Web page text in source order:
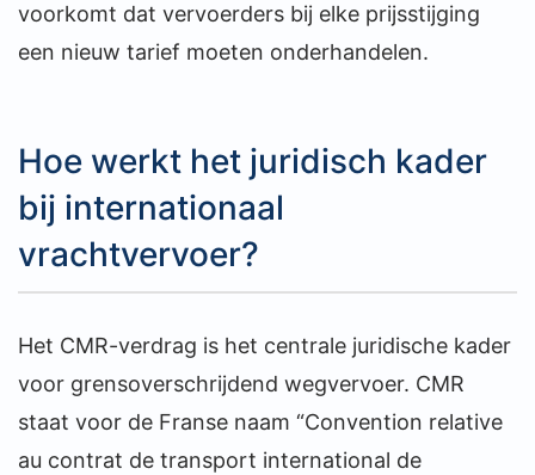
voorkomt dat vervoerders bij elke prijsstijging
een nieuw tarief moeten onderhandelen.
Hoe werkt het juridisch kader
bij internationaal
vrachtvervoer?
Het CMR-verdrag is het centrale juridische kader
voor grensoverschrijdend wegvervoer. CMR
staat voor de Franse naam “Convention relative
au contrat de transport international de